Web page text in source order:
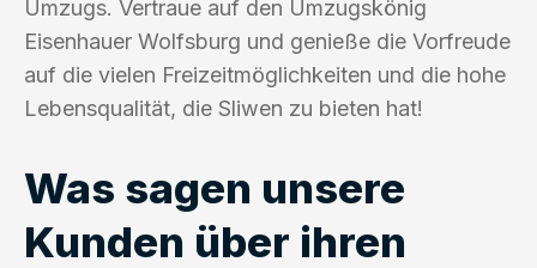
Umzugs. Vertraue auf den Umzugskönig
Eisenhauer Wolfsburg und genieße die Vorfreude
auf die vielen Freizeitmöglichkeiten und die hohe
Lebensqualität, die Sliwen zu bieten hat!
Was sagen unsere
Kunden über ihren